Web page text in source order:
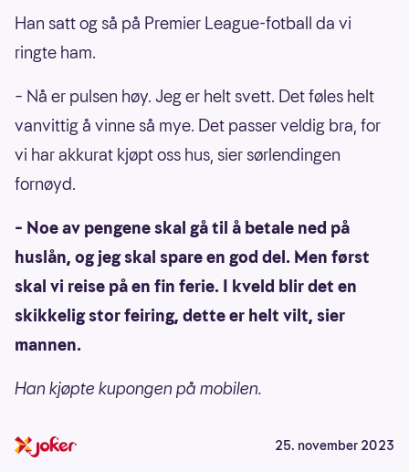
Han satt og så på Premier League-fotball da vi
ringte ham.
– Nå er pulsen høy. Jeg er helt svett. Det føles helt
vanvittig å vinne så mye. Det passer veldig bra, for
vi har akkurat kjøpt oss hus, sier sørlendingen
fornøyd.
– Noe av pengene skal gå til å betale ned på
huslån, og jeg skal spare en god del. Men først
skal vi reise på en fin ferie. I kveld blir det en
skikkelig stor feiring, dette er helt vilt, sier
mannen.
Han kjøpte kupongen på mobilen.
25. november 2023